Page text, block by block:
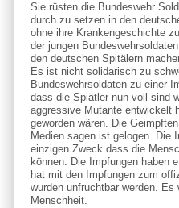
Sie rüsten die Bundeswehr
durch zu setzen in den
ohne ihre Krankengeschichte
der jungen
den deutschen Spitälern
Es ist nicht solidarisch zu
Bundeswehrsoldaten zu einer
dass die Spiätler nun voll sind
aggressive Mutante entwickelt
geworden wären. Die
Medien sagen ist gelogen. Die
einzigen Zweck dass die
können. Die Impfungen haben
hat mit den Impfungen zum
wurden unfruchtbar werden.
Menschheit.